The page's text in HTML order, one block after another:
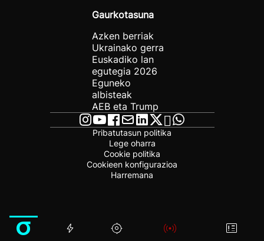
Gaurkotasuna
Azken berriak
Ukrainako gerra
Euskadiko lan
egutegia 2026
Eguneko
albisteak
AEB eta Trump
Pribatutasun politika
Lege oharra
Cookie politika
Cookieen konfigurazioa
Harremana